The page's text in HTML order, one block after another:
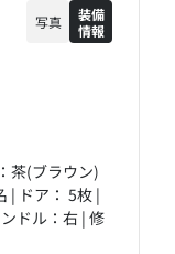
茶(ブラウン)
| ドア： 5枚 |
ドル：右 | 修
写真
装備
情報